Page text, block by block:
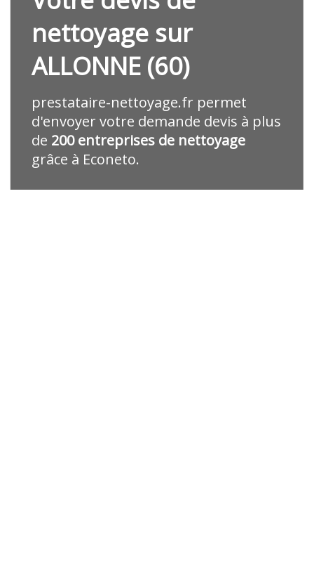
nettoyage sur
ALLONNE (60)
prestataire-nettoyage.fr permet
d'envoyer votre demande devis à plus
de 200 entreprises de nettoyage
grâce à Econeto.